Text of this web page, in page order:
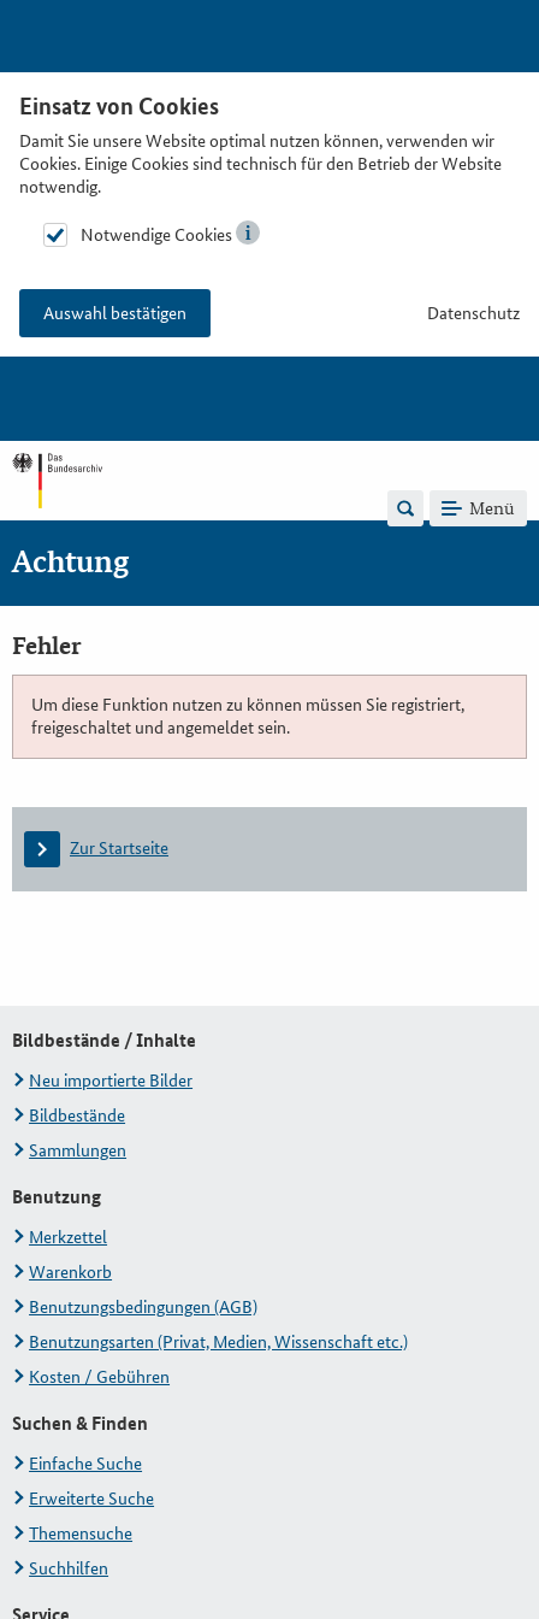
Einsatz von Cookies
Damit Sie unsere Website optimal nutzen können, verwenden wir
Cookies. Einige Cookies sind technisch für den Betrieb der Website
notwendig.
Notwendige Cookies
Auswahl bestätigen Datenschutz
Menü
Achtung
Fehler
Um diese Funktion nutzen zu können müssen Sie registriert,
freigeschaltet und angemeldet sein.
Zur Startseite
Bildbestände / Inhalte
Neu importierte Bilder
Bildbestände
Sammlungen
Benutzung
Merkzettel
Warenkorb
Benutzungsbedingungen (AGB)
Benutzungsarten (Privat, Medien, Wissenschaft etc.)
Kosten / Gebühren
Suchen & Finden
Einfache Suche
Erweiterte Suche
Themensuche
Suchhilfen